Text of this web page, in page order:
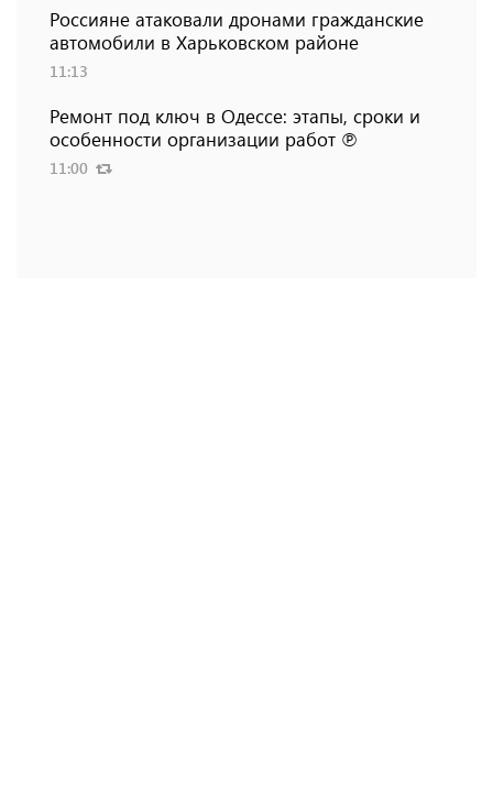
Россияне атаковали дронами гражданские
автомобили в Харьковском районе
11:13
Ремонт под ключ в Одессе: этапы, сроки и
особенности организации работ ℗
11:00